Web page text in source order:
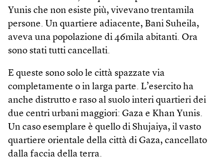
Yunis che non esiste più, vivevano trentamila
persone. Un quartiere adiacente, Bani Suheila,
aveva una popolazione di 46mila abitanti. Ora
sono stati tutti cancellati.
E queste sono solo le città spazzate via
completamente o in larga parte. L’esercito ha
anche distrutto e raso al suolo interi quartieri dei
due centri urbani maggiori: Gaza e Khan Yunis.
Un caso esemplare è quello di Shujaiya, il vasto
quartiere orientale della città di Gaza, cancellato
dalla faccia della terra.